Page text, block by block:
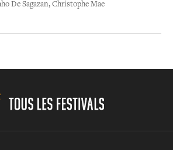
De Sagazan, Christophe Mae